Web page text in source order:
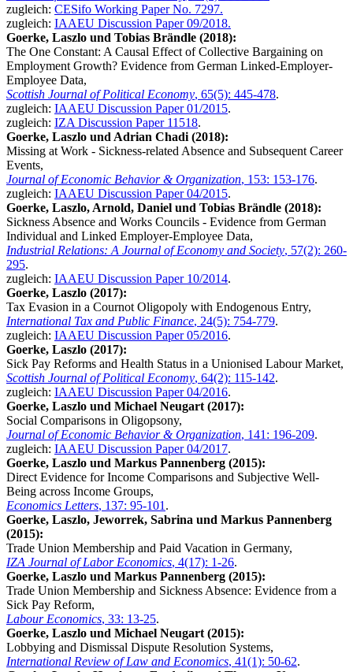
zugleich: CESifo Working Paper No. 7297.
zugleich: IAAEU Discussion Paper 09/2018.
Goerke, Laszlo und Tobias Brändle (2018):
The One Constant: A Causal Effect of Collective Bargaining on
Employment Growth? Evidence from German Linked-Employer-
Employee Data,
Scottish Journal of Political Economy, 65(5): 445-478.
zugleich: IAAEU Discussion Paper 01/2015.
zugleich: IZA Discussion Paper 11518.
Goerke, Laszlo und Adrian Chadi (2018):
Missing at Work - Sickness-related Absence and Subsequent Career
Events,
Journal of Economic Behavior & Organization, 153: 153-176.
zugleich: IAAEU Discussion Paper 04/2015.
Goerke, Laszlo, Arnold, Daniel und Tobias Brändle (2018):
Sickness Absence and Works Councils - Evidence from German
Individual and Linked Employer-Employee Data,
Industrial Relations: A Journal of Economy and Society, 57(2): 260-
295.
zugleich: IAAEU Discussion Paper 10/2014.
Goerke, Laszlo (2017):
Tax Evasion in a Cournot Oligopoly with Endogenous Entry,
International Tax and Public Finance, 24(5): 754-779.
zugleich: IAAEU Discussion Paper 05/2016.
Goerke, Laszlo (2017):
Sick Pay Reforms and Health Status in a Unionised Labour Market,
Scottish Journal of Political Economy, 64(2): 115-142.
zugleich: IAAEU Discussion Paper 04/2016.
Goerke, Laszlo und Michael Neugart (2017):
Social Comparisons in Oligopsony,
Journal of Economic Behavior & Organization, 141: 196-209.
zugleich: IAAEU Discussion Paper 04/2017.
Goerke, Laszlo und Markus Pannenberg (2015):
Direct Evidence for Income Comparisons and Subjective Well-
Being across Income Groups,
Economics Letters, 137: 95-101 .
Goerke, Laszlo, Jeworrek, Sabrina und Markus Pannenberg
(2015):
Trade Union Membership and Paid Vacation in Germany,
IZA Journal of Labor Economics, 4(17): 1-26.
Goerke, Laszlo und Markus Pannenberg (2015):
Trade Union Membership and Sickness Absence: Evidence from a
Sick Pay Reform,
Labour Economics, 33: 13-25.
Goerke, Laszlo und Michael Neugart (2015):
Lobbying and Dismissal Dispute Resolution Systems,
International Review of Law and Economics, 41(1): 50-62.